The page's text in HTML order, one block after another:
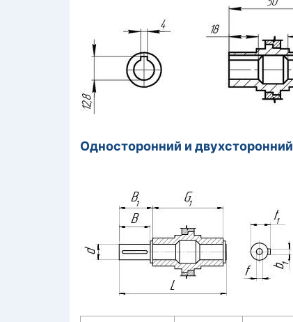
Односторонний и двухсторонний